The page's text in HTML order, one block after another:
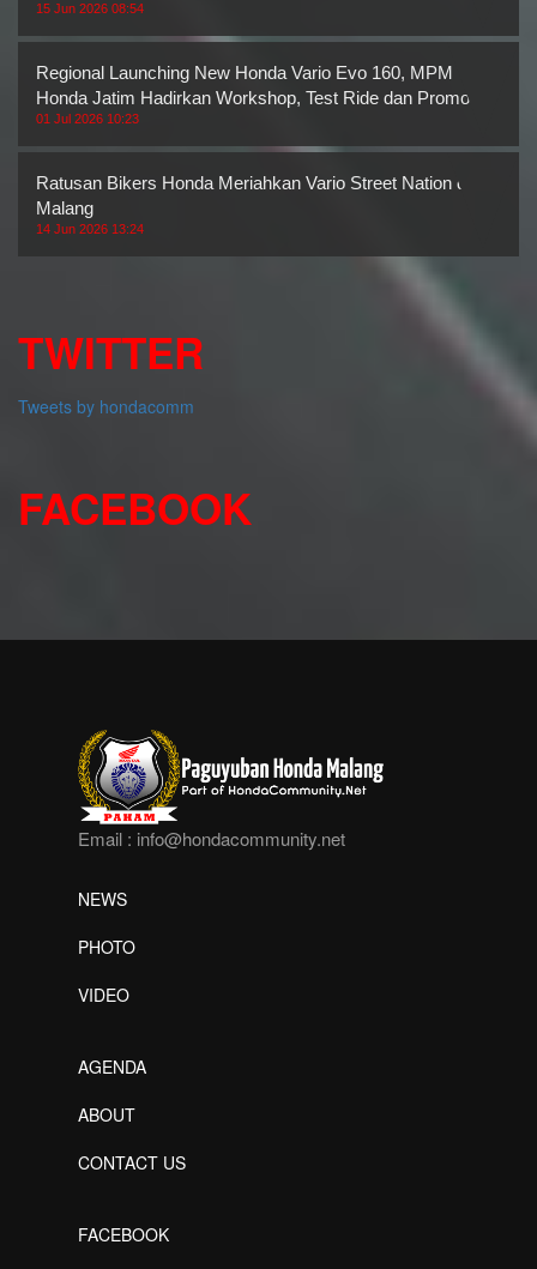
15 Jun 2026 08:54
Regional Launching New Honda Vario Evo 160, MPM
Honda Jatim Hadirkan Workshop, Test Ride dan Promo M
01 Jul 2026 10:23
Ratusan Bikers Honda Meriahkan Vario Street Nation di
Malang
14 Jun 2026 13:24
TWITTER
Tweets by hondacomm
FACEBOOK
Email : info@hondacommunity.net
NEWS
PHOTO
VIDEO
AGENDA
ABOUT
CONTACT US
FACEBOOK